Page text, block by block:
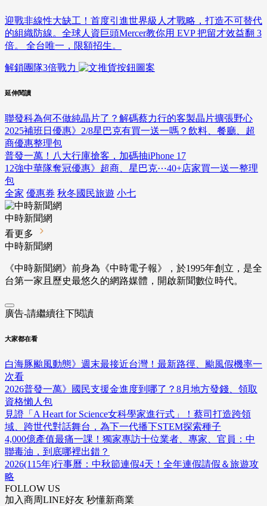
迎戰非線性大缺工！首度引進世界級人才戰略，打造不可替代
的組織防線。全球人資巨頭Mercer教你用 EVP 把留才效益翻 3
倍。 全台唯一，限額招生。
解鎖團隊3倍戰力
延伸閱讀
聯發科為何不做純晶片了？解碼蔡力行的客製晶片擴張野心
2025補班日優惠》2/8星巴克有買一送一嗎？飲料、餐廳、超
商優惠整理包
普發一萬！八大行庫搶客，加碼抽iPhone 17
12強中華隊奪冠優惠》超商、星巴克⋯40+店家買一送一整理
包
全家 優惠券 秋冬國民旅遊 小七
中時新聞網
看更多
中時新聞網
《中時新聞網》前身為《中時電子報》，於1995年創立，是全
台第一家且歷史最悠久的網路媒體，開啟新聞數位時代。
廣告-請繼續往下閱讀
大家都在看
白海豚颱風動態》週末最接近台灣！最新路徑、颱風假機率一
次看
2026普發一萬》國民支援金進度到哪了？8月地方發錢、領取
資格懶人包
見證「A Heart for Science女科學家進行式」！蔡司打造跨領
域、跨世代對話舞台，為下一代播下STEM探索種子
4,000億產值最痛一課！獨家專訪十位業者、專家、官員：中
聯毒油，到底哪裡出錯？
2026(115年)行事曆：中秋節連假4天！全年連假請假＆旅遊攻
略
FOLLOW US
加入商周LINE好友 秒懂新商業